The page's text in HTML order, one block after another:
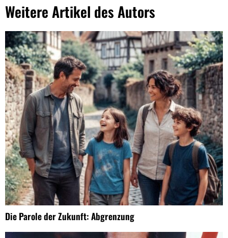
Weitere Artikel des Autors
Die Parole der Zukunft: Abgrenzung